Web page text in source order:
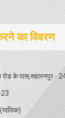
का विवरण
रोड के पास,सहारनपुर -
मालिक)